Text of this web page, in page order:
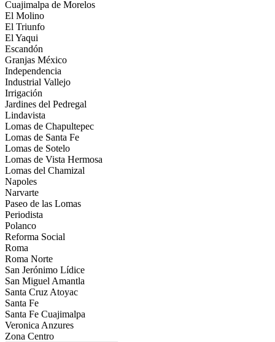
Cuajimalpa de Morelos
El Molino
El Triunfo
El Yaqui
Escandón
Granjas México
Independencia
Industrial Vallejo
Irrigación
Jardines del Pedregal
Lindavista
Lomas de Chapultepec
Lomas de Santa Fe
Lomas de Sotelo
Lomas de Vista Hermosa
Lomas del Chamizal
Napoles
Narvarte
Paseo de las Lomas
Periodista
Polanco
Reforma Social
Roma
Roma Norte
San Jerónimo Lídice
San Miguel Amantla
Santa Cruz Atoyac
Santa Fe
Santa Fe Cuajimalpa
Veronica Anzures
Zona Centro